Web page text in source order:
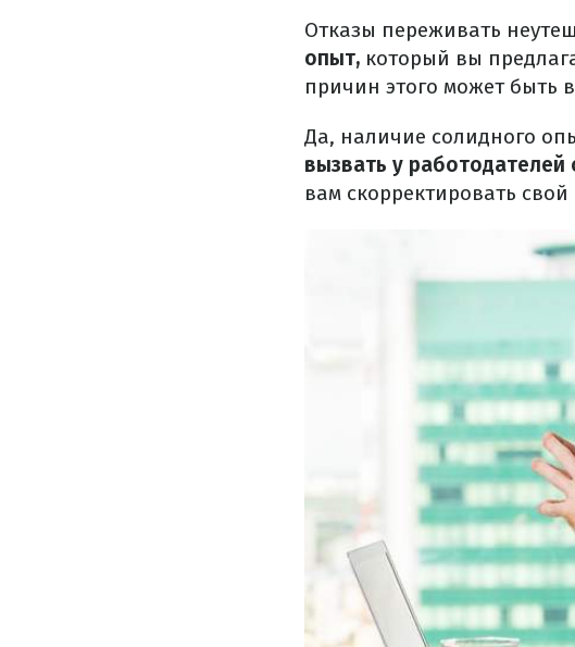
Отказы переживать
опыт, который вы
причин этого может быть
Да, наличие солидного
вызвать у работодателей
вам скорректировать свой